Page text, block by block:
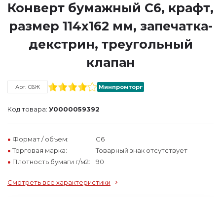
Конверт бумажный C6, крафт,
размер 114х162 мм, запечатка-
декстрин, треугольный
клапан
Арт. С6Ж Минпромторг
Код товара: У0000059392
Формат / объем:
Торговая марка:
Плотность бумаги г/м2:
C6
Товарный знак отсутствует
90
Смотреть все характеристики